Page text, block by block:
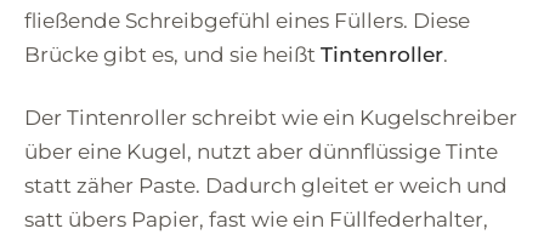
fließende Schreibgefühl eines Füllers. Diese
Brücke gibt es, und sie heißt Tintenroller.
Der Tintenroller schreibt wie ein Kugelschreiber
über eine Kugel, nutzt aber dünnflüssige Tinte
statt zäher Paste. Dadurch gleitet er weich und
satt übers Papier, fast wie ein Füllfederhalter,